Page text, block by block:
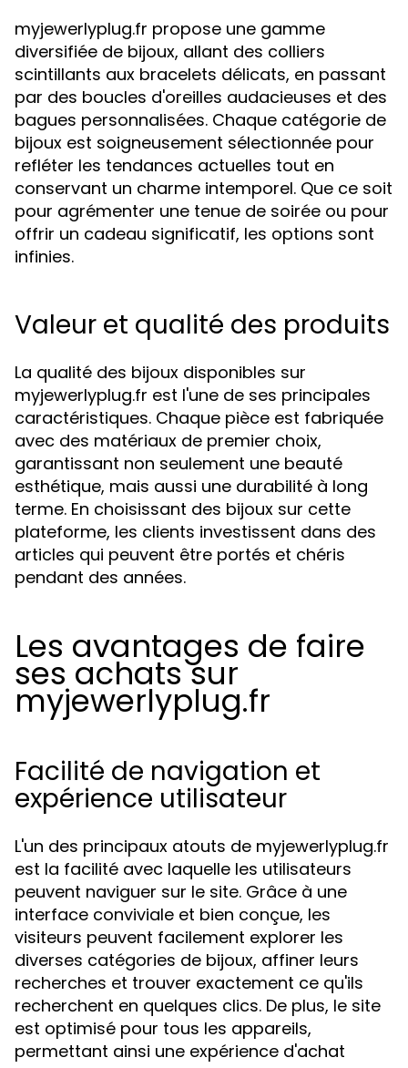
myjewerlyplug.fr propose une gamme
diversifiée de bijoux, allant des colliers
scintillants aux bracelets délicats, en passant
par des boucles d'oreilles audacieuses et des
bagues personnalisées. Chaque catégorie de
bijoux est soigneusement sélectionnée pour
refléter les tendances actuelles tout en
conservant un charme intemporel. Que ce soit
pour agrémenter une tenue de soirée ou pour
offrir un cadeau significatif, les options sont
infinies.
Valeur et qualité des produits
La qualité des bijoux disponibles sur
myjewerlyplug.fr est l'une de ses principales
caractéristiques. Chaque pièce est fabriquée
avec des matériaux de premier choix,
garantissant non seulement une beauté
esthétique, mais aussi une durabilité à long
terme. En choisissant des bijoux sur cette
plateforme, les clients investissent dans des
articles qui peuvent être portés et chéris
pendant des années.
Les avantages de faire
ses achats sur
myjewerlyplug.fr
Facilité de navigation et
expérience utilisateur
L'un des principaux atouts de myjewerlyplug.fr
est la facilité avec laquelle les utilisateurs
peuvent naviguer sur le site. Grâce à une
interface conviviale et bien conçue, les
visiteurs peuvent facilement explorer les
diverses catégories de bijoux, affiner leurs
recherches et trouver exactement ce qu'ils
recherchent en quelques clics. De plus, le site
est optimisé pour tous les appareils,
permettant ainsi une expérience d'achat